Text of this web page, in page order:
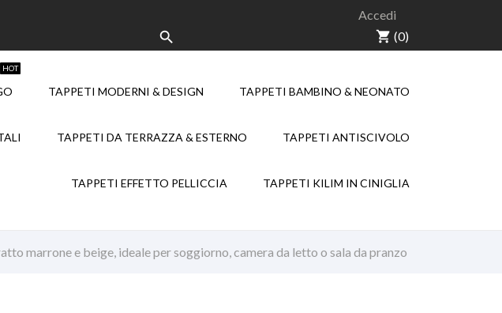
Accedi
 shopping_cart (0)
HOT
TAPPETI MODERNI & DESIGN TAPPETI BAMBINO & NEONATO
TAPPETI DA TERRAZZA & ESTERNO TAPPETI ANTISCIVOLO
TAPPETI EFFETTO PELLICCIA TAPPETI KILIM IN CINIGLIA
marrone e beige, ideale per soggiorno, camera da letto o sala da pranzo